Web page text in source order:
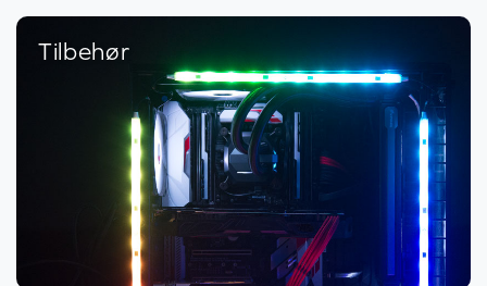
Tilbehør